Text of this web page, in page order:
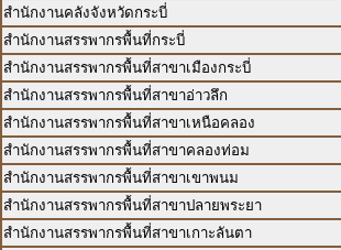
สำนักงานคลังจังหวัดกระบี่
สำนักงานสรรพากรพื้นที่กระบี่
สำนักงานสรรพากรพื้นที่สาขาเมืองกระบี่
สำนักงานสรรพากรพื้นที่สาขาอ่าวลึก
สำนักงานสรรพากรพื้นที่สาขาเหนือคลอง
สำนักงานสรรพากรพื้นที่สาขาคลองท่อม
สำนักงานสรรพากรพื้นที่สาขาเขาพนม
สำนักงานสรรพากรพื้นที่สาขาปลายพระยา
สำนักงานสรรพากรพื้นที่สาขาเกาะลันตา